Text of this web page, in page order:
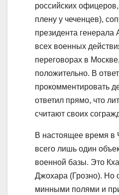
российских
плену у чеченцев),
президента
всех военных
переговорах в
положительно. В
прокомментировать
ответил прямо, что
считают своих
В настоящее время в
всего лишь один
военной базы. Это
Джохара (Грозно). Но
минными полями и